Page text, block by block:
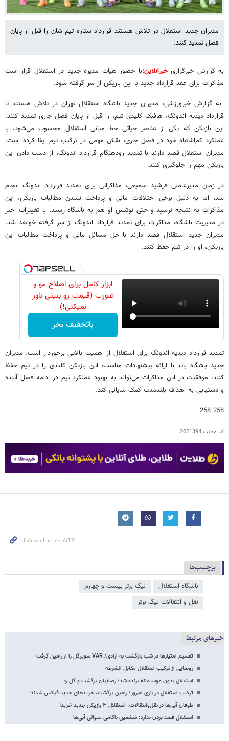
مدیران جدید استقلال در تلاش هستند قرارداد ستاره تیم شان را قبل از پایان
فصل تمدید کنند.
به گزارش خبرگزاریخبرآنلاین؛با حضور هیات مدیره جدید در استقلال قرار است
مذاکرات برای عقد قرارداد جدید با این بازیکن از سر گرفته شود.
به گزارش خبرورزشی، مدیران جدید باشگاه استقلال تهران در تلاش هستند تا
قرارداد دیدیه اندونگ، هافبک کلیدی تیم، را قبل از پایان فصل جاری تمدید کنند.
این بازیکن که یکی از عناصر حیاتی خط میانی استقلال محسوب می‌شود، با
عملکرد کم‌اشتباه خود در فصل جاری، نقش مهمی در ترکیب تیم ایفا کرده است.
مدیران استقلال قصد دارند با تمدید زودهنگام قرارداد اندونگ، از دست دادن این
بازیکن مهم را جلوگیری کنند.
در زمان مدیرعاملی فرشید سمیعی، مذاکراتی برای تمدید قرارداد اندونگ انجام
شد، اما به دلیل برخی اختلافات مالی و پرداخت نشدن مطالبات بازیکن، این
مذاکرات به نتیجه نرسید و حتی نوتیس او هم به باشگاه رسید. با تغییرات اخیر
در مدیریت باشگاه، مذاکرات برای تمدید قرارداد اندونگ از سر گرفته خواهد شد.
مدیران جدید استقلال قصد دارند با حل مسائل مالی و پرداخت مطالبات این
بازیکن، او را در تیم حفظ کنند.
ابزار کامل برای اصلاح مو و
صورت (قیمت رو ببینی باور
نمیکنی!)
باتخفیف بخر
تمدید قرارداد دیدیه اندونگ برای استقلال از اهمیت بالایی برخوردار است. مدیران
جدید باشگاه باید با ارائه پیشنهادات مناسب، این بازیکن کلیدی را در تیم حفظ
کنند. موفقیت در این مذاکرات می‌تواند به بهبود عملکرد تیم در ادامه فصل آینده
و دستیابی به اهداف بلندمدت کمک شایانی کند.
258 258
کد مطلب2021394
برچسب‌ها
باشگاه استقلال
لیگ برتر بیست و چهارم
نقل و انتقالات لیگ برتر
خبرهای مرتبط
تقسیم امتیازها در شب بازگشت به آزادی/ VAR سوپرگل را از رامین گرفت
رونمایی از ترکیب استقلال مقابل الشرطه
استقلال بدون موسیمانه برنده شد؛ رضاییان برگشت و گل زد
ترکیب استقلال در بازی امروز؛ رامین برگشت، خریدهای جدید فیکس شدند!
طوفان آبی‌ها در نقل‌وانتقالات؛ استقلال ۳ بازیکن جدید خرید!
استقلال قصد بردن ندارد؛ ششمین ناکامی متوالی آبی‌ها